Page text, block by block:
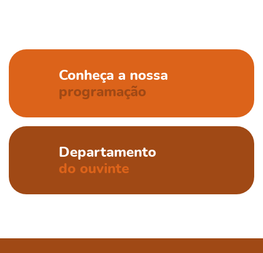
Conheça a nossa
programação
Departamento
do ouvinte